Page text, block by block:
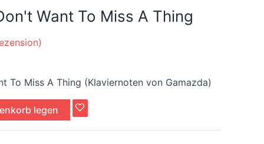
Want To Miss A Thing
To Miss A Thing (Klaviernoten von Gamazda)
legen